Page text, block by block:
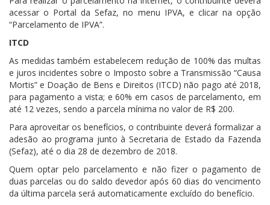
acessar o Portal da Sefaz, no menu IPVA, e clicar na opção
“Parcelamento de IPVA”.
ITCD
As medidas também estabelecem redução de 100% das multas
e juros incidentes sobre o Imposto sobre a Transmissão “Causa
Mortis” e Doação de Bens e Direitos (ITCD) não pago até 2018,
para pagamento a vista; e 60% em casos de parcelamento, em
até 12 vezes, sendo a parcela mínima no valor de R$ 200.
Para aproveitar os benefícios, o contribuinte deverá formalizar a
adesão ao programa junto à Secretaria de Estado da Fazenda
(Sefaz), até o dia 28 de dezembro de 2018.
Quem optar pelo parcelamento e não fizer o pagamento de
duas parcelas ou do saldo devedor após 60 dias do vencimento
da última parcela será automaticamente excluído do benefício.